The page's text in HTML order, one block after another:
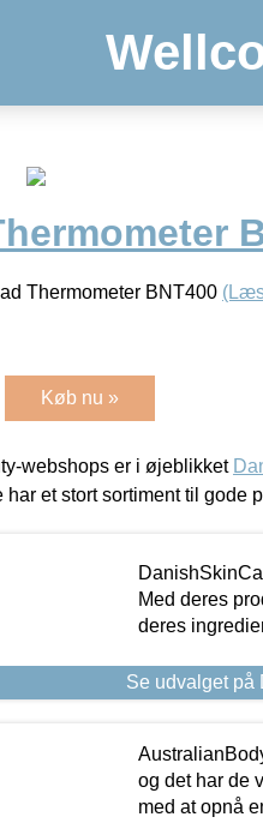
Thermometer BNT400
Køb nu »
webshops er i øjeblikket
har et stort sortiment til gode
Med deres
deres
Se udvalget på
og det har de
med at opnå